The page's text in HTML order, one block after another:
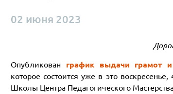
02 июня 2023
Опубликован график выдачи грамот
которое состоится уже в это
Школы Центра Педагогического